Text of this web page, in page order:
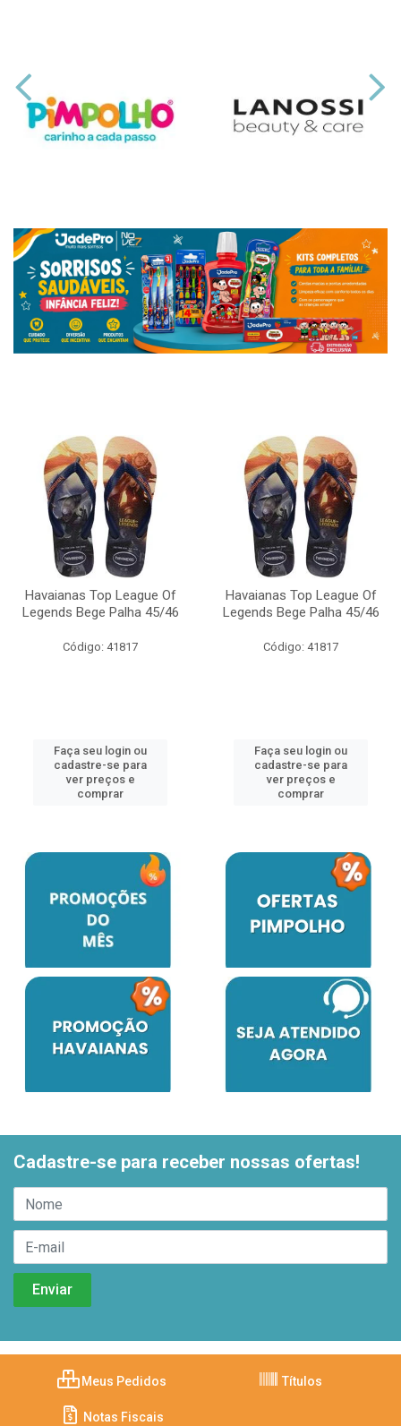
Havaianas Top League Of
Legends Bege Palha 45/46
Código: 41817
Faça seu login ou
cadastre-se para
ver preços e
comprar
Havaianas Top League Of
Legends Bege Palha 45/46
Código: 41817
Faça seu login ou
cadastre-se para
ver preços e
comprar
Cadastre-se para receber nossas ofertas!
Meus Pedidos Títulos
Notas Fiscais